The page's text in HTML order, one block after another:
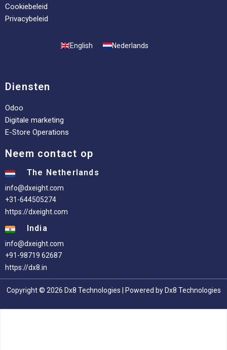
Cookiebeleid
Privacybeleid
English Nederlands
Diensten
Odoo
Digitale marketing
E-Store Operations
Neem contact op
The Netherlands
info@dxeight.com
+31-644505274
https://dxeight.com
India
info@dxeight.com
+91-98719 62687
https://dx8.in
Copyright © 2026 Dx8 Technologies | Powered by Dx8 Technologies